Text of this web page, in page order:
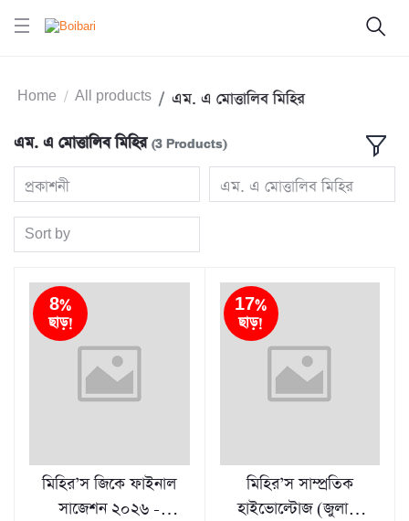
Home All products এম. এ মোত্তালিব মিহির
এম. এ মোত্তালিব মিহির (3 Products)
প্রকাশনী এম. এ মোত্তালিব মিহির
Sort by
8%
ছাড়!
মিহির’স জিকে ফাইনাল
সাজেশন ২০২৬ -
17%
ছাড়!
মিহির’স সাম্প্রতিক
হাইভোল্টোজ (জুলাই,